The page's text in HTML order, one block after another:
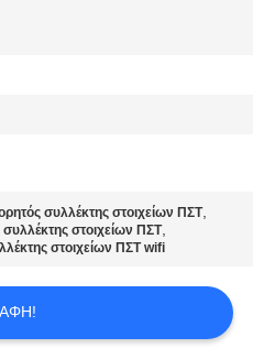
συλλέκτης στοιχείων ΠΣΤ,
στοιχείων ΠΣΤ,
στοιχείων ΠΣΤ wifi